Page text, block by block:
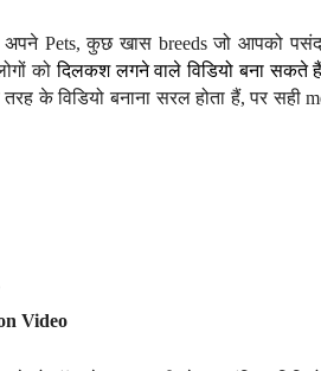
अपने Pets, कुछ खास breeds जो आपको
कोदिलकश लगने वाले विडियो बना सकते हैं
तरह के विडियो बनाना सरल होता हैं, पर सही
Video